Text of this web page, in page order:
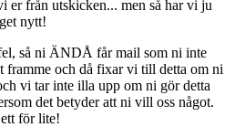
er från utskicken... men så har vi ju
nytt!
så ni ÄNDÅ får mail som ni inte
och då fixar vi till detta om ni
vi tar inte illa upp om ni gör detta
det betyder att ni vill oss något.
för lite!